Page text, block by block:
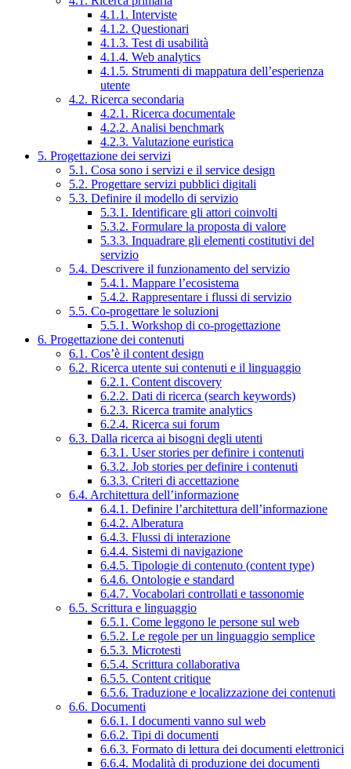
4.1.1. Interviste
4.1.2. Questionari
4.1.3. Test di usabilità
4.1.4. Web analytics
4.1.5. Strumenti di mappatura dell’esperienza
utente
4.2. Ricerca secondaria
4.2.1. Ricerca documentale
4.2.2. Analisi benchmark
4.2.3. Valutazione euristica
5. Progettazione dei servizi
5.1. Cosa sono i servizi e il service design
5.2. Progettare servizi pubblici digitali
5.3. Definire il modello di servizio
5.3.1. Identificare gli attori coinvolti
5.3.2. Formulare la proposta di valore
5.3.3. Inquadrare gli elementi costitutivi del
servizio
5.4. Descrivere il funzionamento del servizio
5.4.1. Mappare l’ecosistema
5.4.2. Rappresentare i flussi di servizio
5.5. Co-progettare le soluzioni
5.5.1. Workshop di co-progettazione
6. Progettazione dei contenuti
6.1. Cos’è il content design
6.2. Ricerca utente sui contenuti e il linguaggio
6.2.1. Content discovery
6.2.2. Dati di ricerca (search keywords)
6.2.3. Ricerca tramite analytics
6.2.4. Ricerca sui forum
6.3. Dalla ricerca ai bisogni degli utenti
6.3.1. User stories per definire i contenuti
6.3.2. Job stories per definire i contenuti
6.3.3. Criteri di accettazione
6.4. Architettura dell’informazione
6.4.1. Definire l’architettura dell’informazione
6.4.2. Alberatura
6.4.3. Flussi di interazione
6.4.4. Sistemi di navigazione
6.4.5. Tipologie di contenuto (content type)
6.4.6. Ontologie e standard
6.4.7. Vocabolari controllati e tassonomie
6.5. Scrittura e linguaggio
6.5.1. Come leggono le persone sul web
6.5.2. Le regole per un linguaggio semplice
6.5.3. Microtesti
6.5.4. Scrittura collaborativa
6.5.5. Content critique
6.5.6. Traduzione e localizzazione dei contenuti
6.6. Documenti
6.6.1. I documenti vanno sul web
6.6.2. Tipi di documenti
6.6.3. Formato di lettura dei documenti elettronici
6.6.4. Modalità di produzione dei documenti